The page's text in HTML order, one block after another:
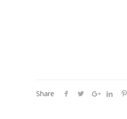
Share